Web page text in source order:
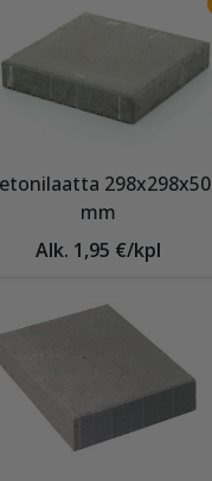
298x298x50
mm
Alk. 1,95 €/kpl